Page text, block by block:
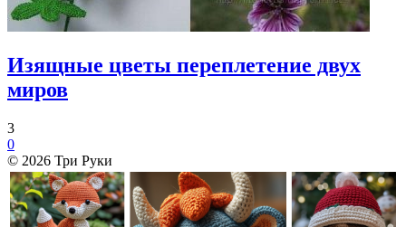
Изящные цветы переплетение двух
миров
3
0
© 2026 Три Руки